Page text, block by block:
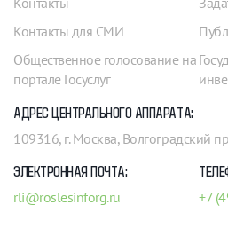
Контакты для СМИ
Общественное голосование на
портале Госуслуг
АДРЕС ЦЕНТРАЛЬНОГО АППАРАТА:
109316, г. Москва, Волгоградский
ЭЛЕКТРОННАЯ ПОЧТА:
rli@roslesinforg.ru +7